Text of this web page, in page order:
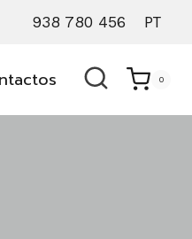
938 780 456 PT
0